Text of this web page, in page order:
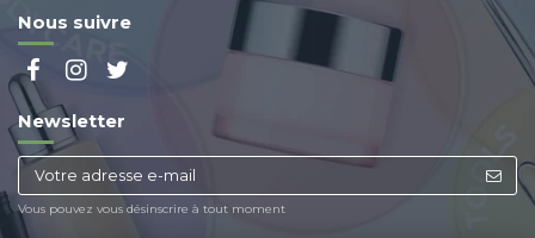
Nous suivre
Newsletter
Vous pouvez vous désinscrire à tout moment